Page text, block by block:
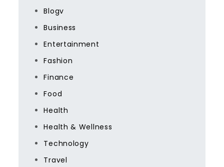
Blogv
Business
Entertainment
Fashion
Finance
Food
Health
Health & Wellness
Technology
Travel